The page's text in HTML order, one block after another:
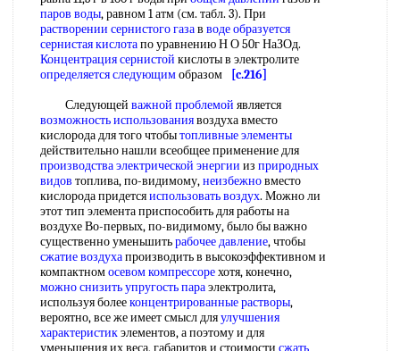
паров воды, равном 1 атм (см. табл. 3). При
растворении сернистого газав воде образуется
сернистая кислотапо уравнению Н О 50г НаЗОд.
Концентрация сернистой кислоты в электролите
определяется следующимобразом
[c.216]
Следующей важной проблемой является
возможность использованиявоздуха вместо
кислорода для того чтобытопливные элементы
действительно нашли всеобщее применение для
производства электрической энергии из природных
видов топлива, по-видимому,неизбежновместо
кислорода придетсяиспользовать воздух. Можно ли
этот тип элемента приспособить для работы на
воздухе Во-первых, по-видимому, было бы важно
существенно уменьшитьрабочее давление, чтобы
сжатие воздухапроизводить в высокоэффективном и
компактномосевом компрессорехотя, конечно,
можно снизитьупругость параэлектролита,
используя болееконцентрированные растворы,
вероятно, все же имеет смысл дляулучшения
характеристикэлементов, а поэтому и для
уменьшения их веса, габаритов и стоимости сжать